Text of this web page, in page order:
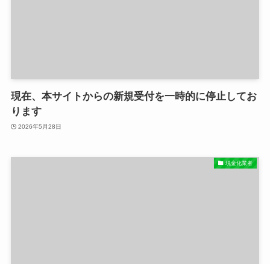
現在、本サイトからの新規受付を一時的に停止してお
ります
2026年5月28日
現金化業者